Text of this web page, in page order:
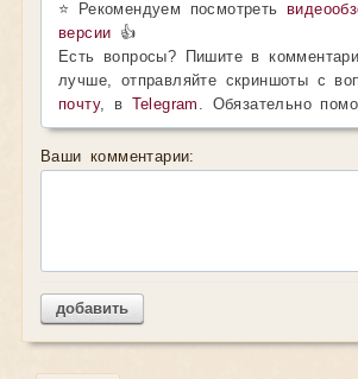
⭐ Рекомендуем посмотреть
версии 👍
Есть вопросы? Пишите в
лучше, отправляйте скриншоты с
почту, в Telegram . Обязательно
Ваши комментарии:
добавить